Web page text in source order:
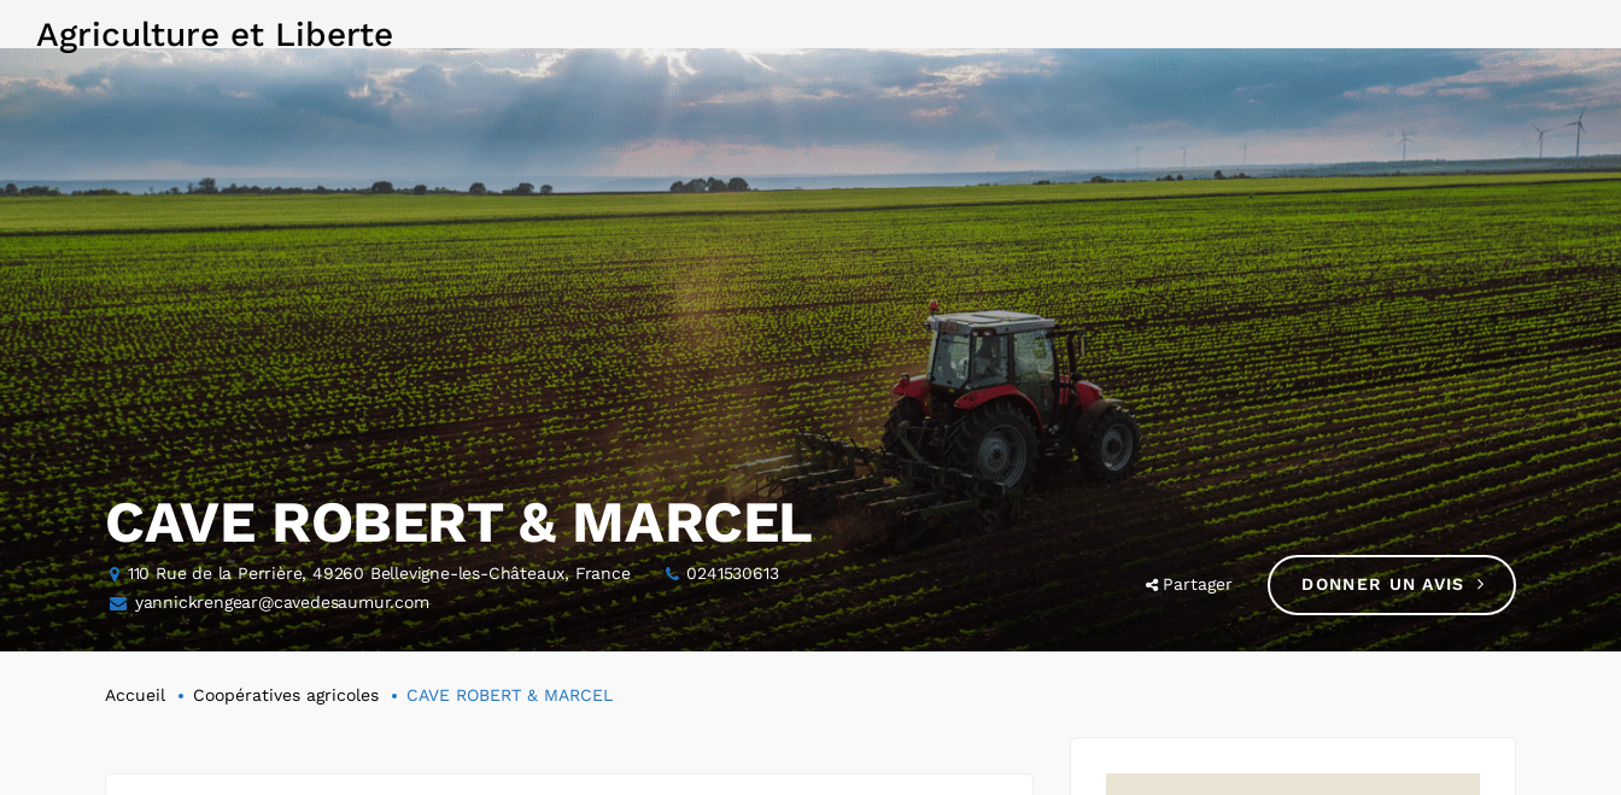
Agriculture et Liberte
CAVE ROBERT & MARCEL
110 Rue de la Perrière, 49260 Bellevigne-les-Châteaux, France
0241530613
yannickrengear@cavedesaumur.com
Partager DONNER UN AVIS
Accueil Coopératives agricoles CAVE ROBERT & MARCEL